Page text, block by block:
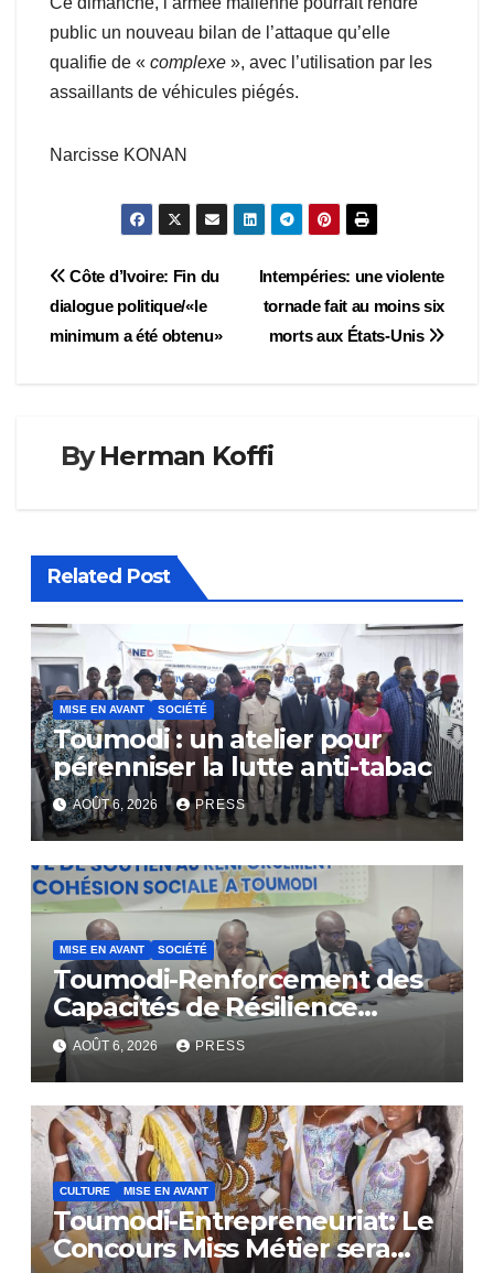
public un nouveau bilan de l’attaque qu’elle
qualifie de « complexe », avec l’utilisation par les
assaillants de véhicules piégés.
Narcisse KONAN
Navigation
de
Intempéries: une violente
tornade fait au moins six
morts aux États-Unis
Côte d’Ivoire: Fin du
dialogue politique/«le
minimum a été obtenu»
ByHerman Koffi
Related Post
MISE EN AVANT SOCIÉTÉ
Toumodi : un atelier pour
pérenniser la lutte anti-tabac
AOÛT 6, 2026 PRESS
MISE EN AVANT SOCIÉTÉ
Toumodi-Renforcement des
Capacités de Résilience
Communautaire
AOÛT 6, 2026 PRESS
CULTURE MISE EN AVANT
Toumodi-Entrepreneuriat: Le
Concours Miss Métier sera